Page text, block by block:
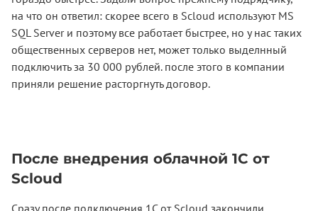
на что он ответил: скорее всего в Scloud используют MS
SQL Server и поэтому все работает быстрее, но у нас таких
общественных серверов нет, может только выделнный
подключить за 30 000 рублей. после этого в компании
приняли решение расторгнуть договор.
После внедрения облачной 1С от
Scloud